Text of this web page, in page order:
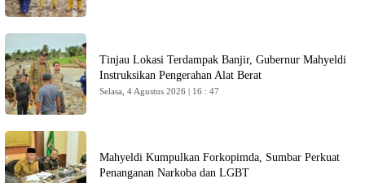
Tinjau Lokasi Terdampak Banjir, Gubernur Mahyeldi
Instruksikan Pengerahan Alat Berat
Selasa, 4 Agustus 2026 | 16 : 47
Mahyeldi Kumpulkan Forkopimda, Sumbar Perkuat
Penanganan Narkoba dan LGBT